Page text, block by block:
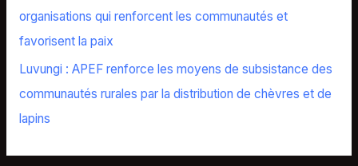
organisations qui renforcent les communautés et
favorisent la paix
Luvungi : APEF renforce les moyens de subsistance des
communautés rurales par la distribution de chèvres et de
lapins